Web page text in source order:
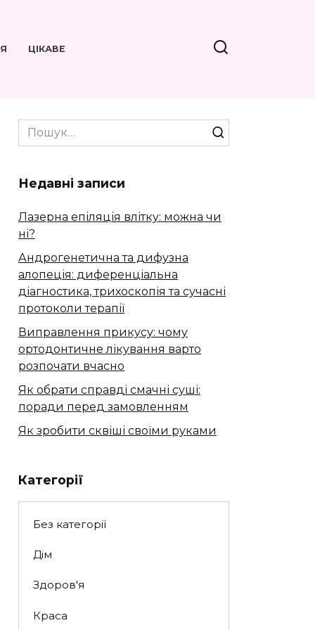
ЦІКАВЕ
Search
for:
Недавні записи
Лазерна епіляція влітку: можна чи
ні?
Андрогенетична та дифузна
алопеція: диференціальна
діагностика, трихоскопія та сучасні
протоколи терапії
Виправлення прикусу: чому
ортодонтичне лікування варто
розпочати вчасно
Як обрати справді смачні суші:
поради перед замовленням
Як зробити сквіші своїми руками
Категорії
Без категорії
Дім
Здоров'я
Краса